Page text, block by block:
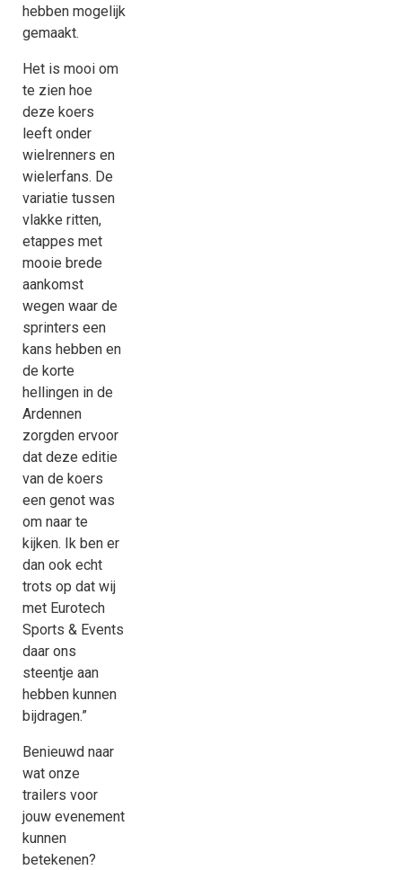
hebben mogelijk
gemaakt.
Het is mooi om
te zien hoe
deze koers
leeft onder
wielrenners en
wielerfans. De
variatie tussen
vlakke ritten,
etappes met
mooie brede
aankomst
wegen waar de
sprinters een
kans hebben en
de korte
hellingen in de
Ardennen
zorgden ervoor
dat deze editie
van de koers
een genot was
om naar te
kijken. Ik ben er
dan ook echt
trots op dat wij
met Eurotech
Sports & Events
daar ons
steentje aan
hebben kunnen
bijdragen.”
Benieuwd naar
wat onze
trailers voor
jouw evenement
kunnen
betekenen?